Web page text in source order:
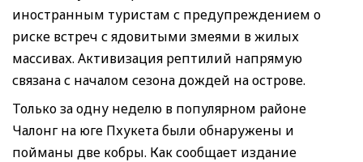
иностранным туристам с предупреждением о
риске встреч с ядовитыми змеями в жилых
массивах. Активизация рептилий напрямую
связана с началом сезона дождей на острове.
Только за одну неделю в популярном районе
Чалонг на юге Пхукета были обнаружены и
пойманы две кобры. Как сообщает издание